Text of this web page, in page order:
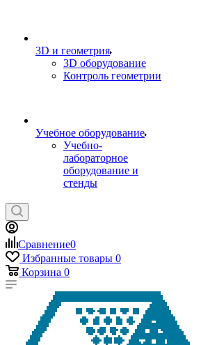
3D и геометрия
3D оборудование
Контроль геометрии
Учебное оборудование
Учебно-
лабораторное
оборудование и
стенды
Сравнение0
Избранные товары 0
Корзина 0